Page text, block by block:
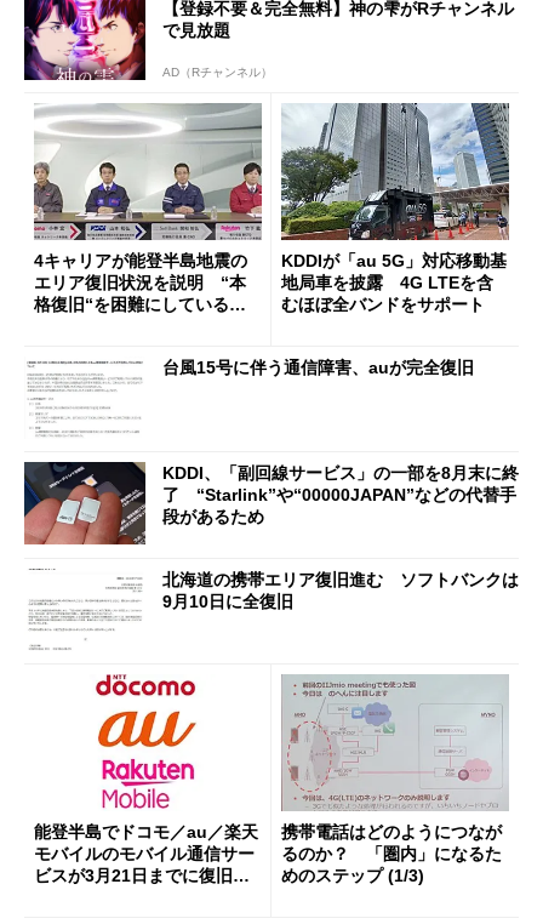
【登録不要＆完全無料】神の雫がRチャンネル
で見放題
AD（Rチャンネル）
4キャリアが能登半島地震の
エリア復旧状況を説明 “本
格復旧“を困難にしている要
KDDIが「au 5G」対応移動基
地局車を披露 4G LTEを含
むほぼ全バンドをサポート
台風15号に伴う通信障害、auが完全復旧
KDDI、「副回線サービス」の一部を8月末に終
了 “Starlink”や“00000JAPAN”などの代替手
段があるため
北海道の携帯エリア復旧進む ソフトバンクは
9月10日に全復旧
能登半島でドコモ／au／楽天
モバイルのモバイル通信サー
ビスが3月21日までに復旧
携帯電話はどのようにつなが
るのか？ 「圏内」になるた
めのステップ (1/3)